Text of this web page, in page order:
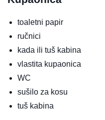
toaletni papir
ručnici
kada ili tuš kabina
vlastita kupaonica
WC
sušilo za kosu
tuš kabina